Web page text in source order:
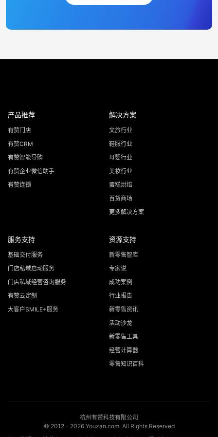
产品推荐
有赞门店
有赞CRM
有赞智能导购
有赞企业微信助手
有赞连锁
解决方案
文旅行业
鞋服行业
母婴行业
美妆行业
蛋糕烘焙
百货商场
更多解决方案
服务支持
基础交付服务
门店私域启动服务
门店私域经营咨询服务
有赞云定制
大客户SMILE+服务
资源支持
新零售智库
专家说
成功案例
行业报告
新零售资讯
活动沙龙
新零售工具
经营计算器
零售知识百科
杭州有赞科技有限公司
© 2012 - 2026Youzan.com. All Rights Reserved